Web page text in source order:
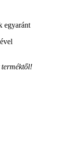
egyaránt